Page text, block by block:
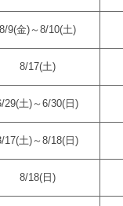
8/9(金)～8/10(土)
8/17(土)
29(土)～6/30(日)
17(土)～8/18(日)
8/18(日)